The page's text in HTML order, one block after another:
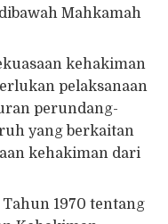
Mahkamah
kehakiman
pelaksanaan
perundang-
yang berkaitan
kehakiman dari
1970 tentang